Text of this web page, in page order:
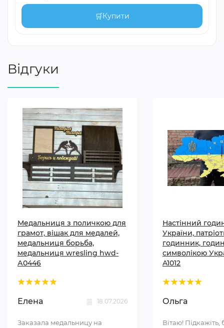
🛒Купити
Відгуки
Медальниця з поличкою для
грамот, вішак для медалей,
медальниця борьба,
медальниця wresling hwd-
А0446
Елена 18.07.2026
Заказала медальницу на
Настінний
України,
годинник,
символікою
A1012
Ольга
Вітаю! Підкажіть,